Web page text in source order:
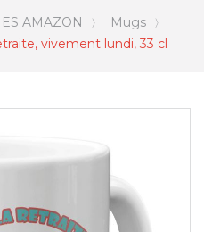
AMAZON
Mugs
vivement lundi, 33 cl